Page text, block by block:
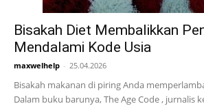
Bisakah Diet Membalikkan
Mendalami Kode Usia
maxwelhelp - 25.04.2026
Bisakah makanan di piring Anda
Dalam buku barunya, The Age Code , jurnalis